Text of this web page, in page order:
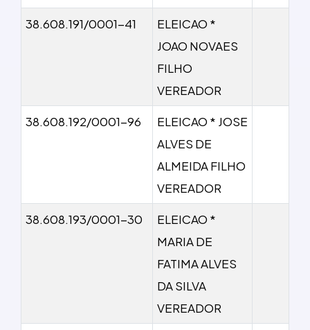
38.608.191/0001-41
ELEICAO *
JOAO NOVAES
FILHO
VEREADOR
38.608.192/0001-96
ELEICAO * JOSE
ALVES DE
ALMEIDA FILHO
VEREADOR
38.608.193/0001-30
ELEICAO *
MARIA DE
FATIMA ALVES
DA SILVA
VEREADOR